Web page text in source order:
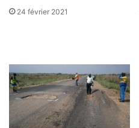
24 février 2021